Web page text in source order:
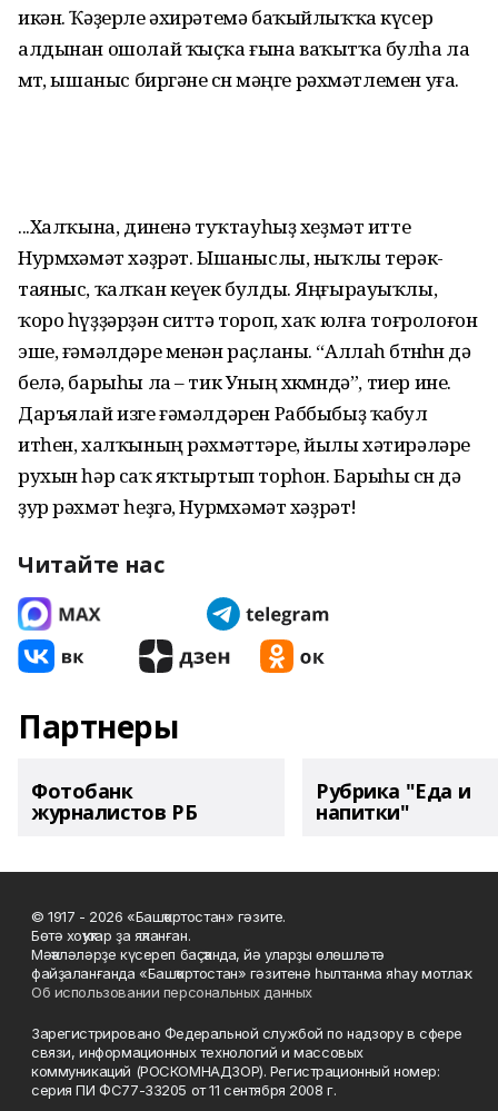
икән. Ҡәҙерле әхирәтемә баҡыйлыҡҡа күсер
алдынан ошолай ҡыҫҡа ғына ваҡытҡа булһа ла
өмөт, ышаныс биргәне өсөн мәңге рәхмәтлемен уға.
...Халҡына, диненә туҡтауһыҙ хеҙмәт итте
Нурмөхәмәт хәҙрәт. Ышаныслы, ныҡлы терәк-
таяныс, ҡалҡан кеүек булды. Яңғырауыҡлы,
ҡоро һүҙҙәрҙән ситтә тороп, хаҡ юлға тоғролоғон
эше, ғәмәлдәре менән раҫланы. “Аллаһ бөтөнөһөн дә
белә, барыһы ла – тик Уның хөкөмөндә”, тиер ине.
Даръялай изге ғәмәлдәрен Раббыбыҙ ҡабул
итһен, халҡының рәхмәттәре, йылы хәтирәләре
рухын һәр саҡ яҡтыртып торһон. Барыһы өсөн дә
ҙур рәхмәт һеҙгә, Нурмөхәмәт хәҙрәт!
Читайте нас
Партнеры
Фотобанк
журналистов РБ
Рубрика "Еда и
напитки"
© 1917 - 2026 «Башҡортостан» гәзите.
Бөтә хоҡуҡтар ҙа яҡланған.
Мәҡәләләрҙе күсереп баҫҡанда, йә уларҙы өлөшләтә
файҙаланғанда «Башҡортостан» гәзитенә һылтанма яһау мотлаҡ.
Об использовании персональных данных
Зарегистрировано Федеральной службой по надзору в сфере
связи, информационных технологий и массовых
коммуникаций (РОСКОМНАДЗОР). Регистрационный номер:
серия ПИ ФС77-33205 от 11 сентября 2008 г.